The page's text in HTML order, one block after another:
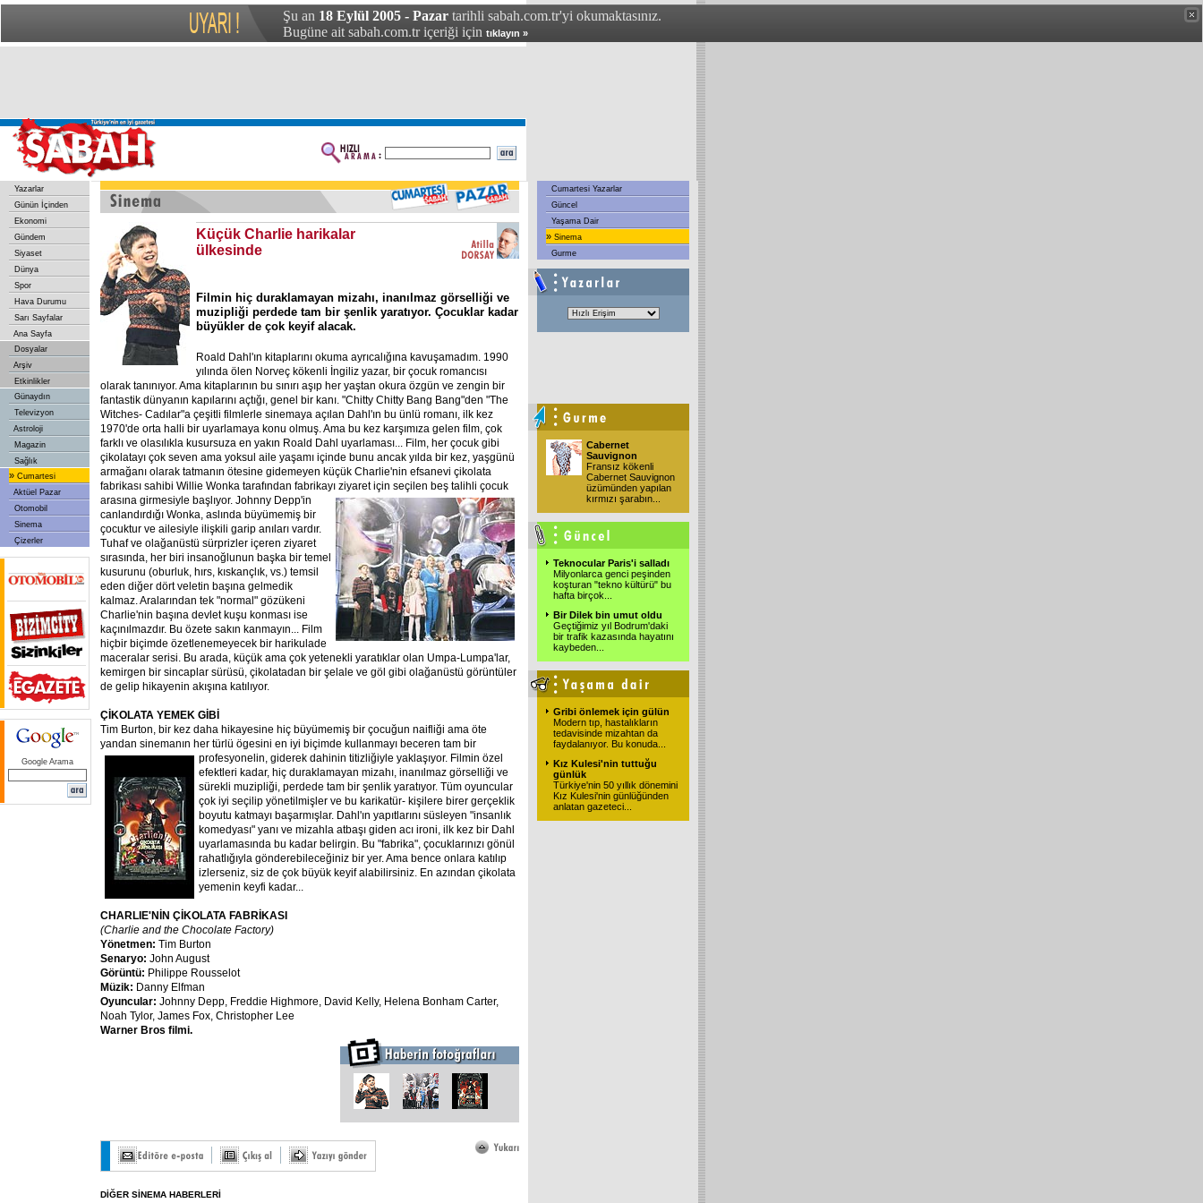
Şu an 18 Eylül 2005 - Pazar tarihli sabah.com.tr'yi okumaktasınız.
Bugüne ait sabah.com.tr içeriği için tıklayın »
Yazarlar
Günün İçinden
Ekonomi
Gündem
Siyaset
Dünya
Spor
Hava Durumu
Sarı Sayfalar
Ana Sayfa
Dosyalar
Arşiv
Etkinlikler
Günaydın
Televizyon
Astroloji
Magazin
Sağlık
» Cumartesi
Aktüel Pazar
Otomobil
Sinema
Çizerler
Google Arama
Küçük Charlie harikalar
ülkesinde
Filmin hiç duraklamayan mizahı, inanılmaz görselliği ve
muzipliği perdede tam bir şenlik yaratıyor. Çocuklar kadar
büyükler de çok keyif alacak.
Roald Dahl'ın kitaplarını okuma ayrıcalığına kavuşamadım. 1990
yılında ölen Norveç kökenli İngiliz yazar, bir çocuk romancısı
olarak tanınıyor. Ama kitaplarının bu sınırı aşıp her yaştan okura özgün ve zengin bir
fantastik dünyanın kapılarını açtığı, genel bir kanı. "Chitty Chitty Bang Bang"den "The
Witches- Cadılar"a çeşitli filmlerle sinemaya açılan Dahl'ın bu ünlü romanı, ilk kez
1970'de orta halli bir uyarlamaya konu olmuş. Ama bu kez karşımıza gelen film, çok
farklı ve olasılıkla kusursuza en yakın Roald Dahl uyarlaması... Film, her çocuk gibi
çikolatayı çok seven ama yoksul aile yaşamı içinde bunu ancak yılda bir kez, yaşgünü
armağanı olarak tatmanın ötesine gidemeyen küçük Charlie'nin efsanevi çikolata
fabrikası sahibi Willie Wonka tarafından fabrikayı ziyaret için seçilen beş talihli çocuk
arasına girmesiyle başlıyor. Johnny Depp'in
canlandırdığı Wonka, aslında büyümemiş bir
çocuktur ve ailesiyle ilişkili garip anıları vardır.
Tuhaf ve olağanüstü sürprizler içeren ziyaret
sırasında, her biri insanoğlunun başka bir temel
kusurunu (oburluk, hırs, kıskançlık, vs.) temsil
eden diğer dört veletin başına gelmedik
kalmaz. Aralarından tek "normal" gözükeni
Charlie'nin başına devlet kuşu konması ise
kaçınılmazdır. Bu özete sakın kanmayın... Film
hiçbir biçimde özetlenemeyecek bir harikulade
maceralar serisi. Bu arada, küçük ama çok yetenekli yaratıklar olan Umpa-Lumpa'lar,
kemirgen bir sincaplar sürüsü, çikolatadan bir şelale ve göl gibi olağanüstü görüntüler
de gelip hikayenin akışına katılıyor.
ÇİKOLATA YEMEK GİBİ
Tim Burton, bir kez daha hikayesine hiç büyümemiş bir çocuğun naifliği ama öte
yandan sinemanın her türlü ögesini en iyi biçimde kullanmayı beceren tam bir
profesyonelin, giderek dahinin titizliğiyle yaklaşıyor. Filmin özel
efektleri kadar, hiç duraklamayan mizahı, inanılmaz görselliği ve
sürekli muzipliği, perdede tam bir şenlik yaratıyor. Tüm oyuncular
çok iyi seçilip yönetilmişler ve bu karikatür- kişilere birer gerçeklik
boyutu katmayı başarmışlar. Dahl'ın yapıtlarını süsleyen "insanlık
komedyası" yanı ve mizahla atbaşı giden acı ironi, ilk kez bir Dahl
uyarlamasında bu kadar belirgin. Bu "fabrika", çocuklarınızı gönül
rahatlığıyla gönderebileceğiniz bir yer. Ama bence onlara katılıp
izlerseniz, siz de çok büyük keyif alabilirsiniz. En azından çikolata
yemenin keyfi kadar...
CHARLIE'NİN ÇİKOLATA FABRİKASI
(Charlie and the Chocolate Factory)
Yönetmen: Tim Burton
Senaryo: John August
Görüntü: Philippe Rousselot
Müzik: Danny Elfman
Oyuncular: Johnny Depp, Freddie Highmore, David Kelly, Helena Bonham Carter,
Noah Tylor, James Fox, Christopher Lee
Warner Bros filmi.
DİĞER SİNEMA HABERLERİ
Cumartesi Yazarlar
Güncel
Yaşama Dair
» Sinema
Gurme
Cabernet
Sauvignon
Fransız kökenli
Cabernet Sauvignon
üzümünden yapılan
kırmızı şarabın
Teknocular Paris'i salladı
Milyonlarca genci peşinden
koşturan "tekno kültürü" bu
hafta birçok
Bir Dilek bin umut oldu
Geçtiğimiz yıl Bodrum'daki
bir trafik kazasında hayatını
kaybeden
Gribi önlemek için gülün
Modern tıp, hastalıkların
tedavisinde mizahtan da
faydalanıyor. Bu konuda
Kız Kulesi'nin tuttuğu
günlük
Türkiye'nin 50 yıllık dönemini
Kız Kulesi'nin günlüğünden
anlatan gazeteci